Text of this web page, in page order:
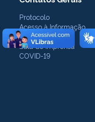
Protocolo
Acesso à Informação
Ouvidoria
Sala de Imprensa
COVID-19